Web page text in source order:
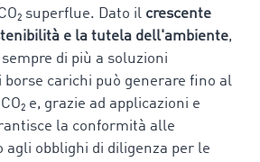
superflue. Dato il crescente
e la tutela dell'ambiente,
di più a soluzioni
borse carichi può generare fino al
e, grazie ad applicazioni e
la conformità alle
obblighi di diligenza per le